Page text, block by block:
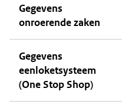
Gegevens
onroerende zaken
Gegevens
eenloketsysteem
(One Stop Shop)